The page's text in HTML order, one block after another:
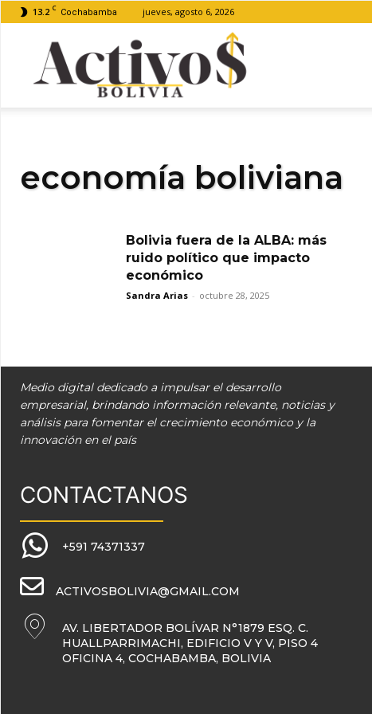
13.2 C Cochabamba jueves, agosto 6, 2026
economía boliviana
Bolivia fuera de la ALBA: más
ruido político que impacto
económico
Sandra Arias - octubre 28, 2025
Medio digital dedicado a impulsar el desarrollo
empresarial, brindando información relevante, noticias y
análisis para fomentar el crecimiento económico y la
innovación en el país
CONTACTANOS
+591 74371337
ACTIVOSBOLIVIA@GMAIL.COM
AV. LIBERTADOR BOLÍVAR N°1879 ESQ. C.
HUALLPARRIMACHI, EDIFICIO V Y V, PISO 4
OFICINA 4, COCHABAMBA, BOLIVIA